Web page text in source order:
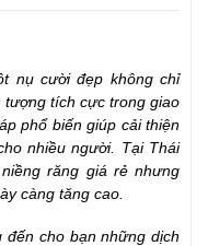
nụ cười đẹp không chỉ
tích cực trong giao
phổ biến giúp cải thiện
nhiều người. Tại Thái
răng giá rẻ nhưng
càng tăng cao.
đến cho bạn những dịch